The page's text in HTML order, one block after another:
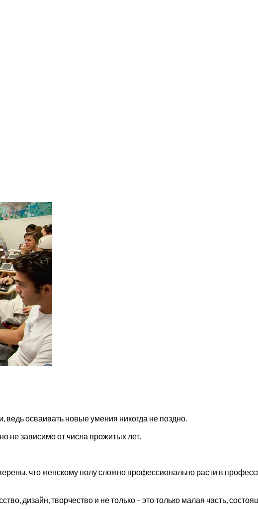
осваивать новые умения никогда не поздно.
не зависимо от числа прожитых лет.
что женскому полу сложно профессионально расти в
дизайн, творчество и не только – это только малая часть,